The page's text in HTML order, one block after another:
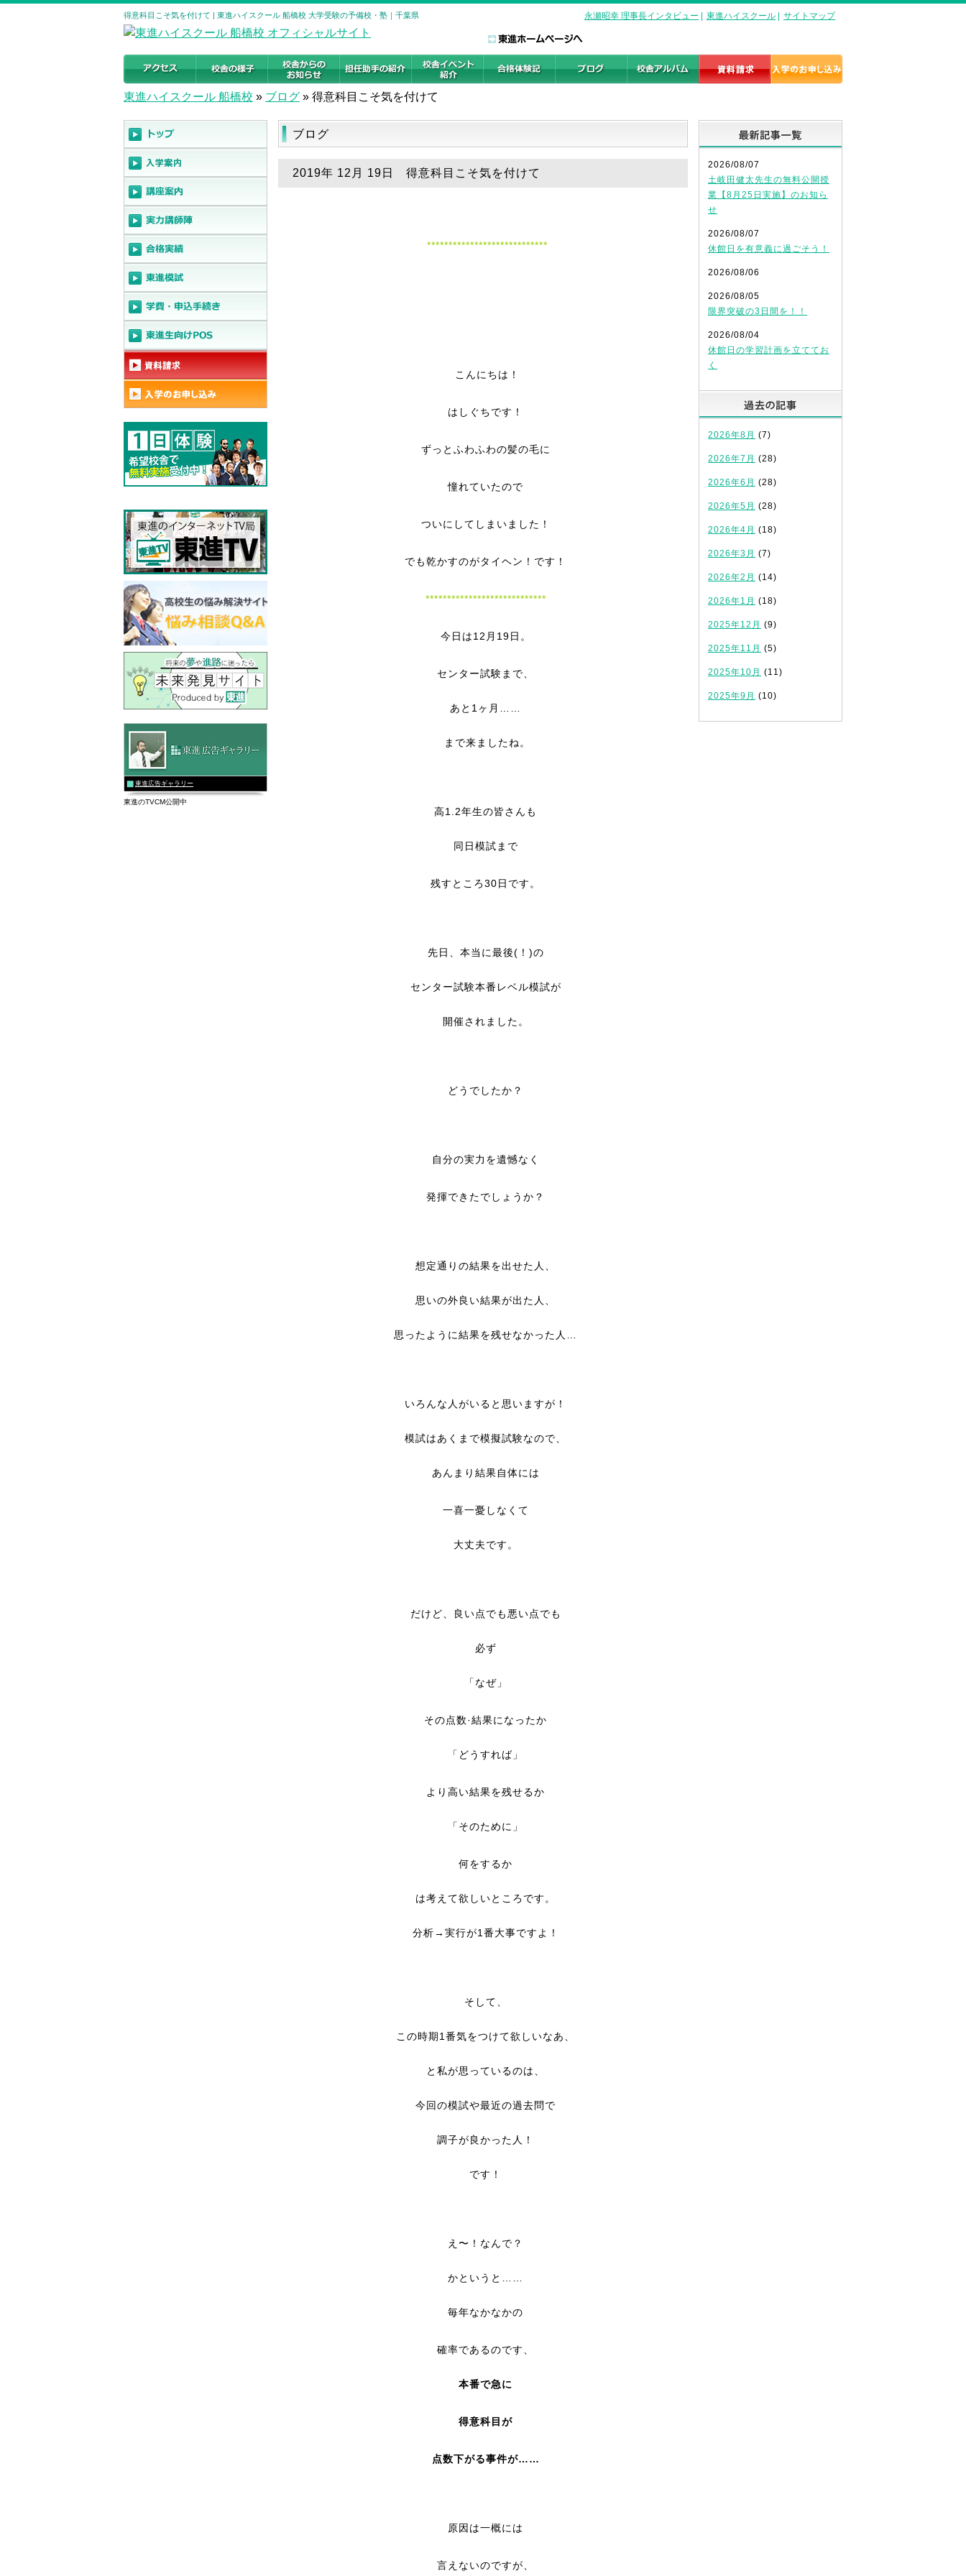
得意科目こそ気を付けて | 東進ハイスクール 船橋校 大学受験の予備校・塾｜千葉県 永瀬昭幸 理事長インタビュー 東進ハイスクール サイトマップ
東進ハイスクール 船橋校 » ブログ » 得意科目こそ気を付けて
ブログ
2019年 12月 19日 得意科目こそ気を付けて
****************************
こんにちは！
はしぐちです！
ずっとふわふわの髪の毛に
憧れていたので
ついにしてしまいました！
でも乾かすのがタイヘン！です！
****************************
今日は12月19日。
センター試験まで、
あと1ヶ月……
まで来ましたね。
高1.2年生の皆さんも
同日模試まで
残すところ30日です。
先日、本当に最後(！)の
センター試験本番レベル模試が
開催されました。
どうでしたか？
自分の実力を遺憾なく
発揮できたでしょうか？
想定通りの結果を出せた人、
思いの外良い結果が出た人、
思ったように結果を残せなかった人…
いろんな人がいると思いますが！
模試はあくまで模擬試験なので、
あんまり結果自体には
一喜一憂しなくて
大丈夫です。
だけど、良い点でも悪い点でも
必ず
「なぜ」
その点数·結果になったか
「どうすれば」
より高い結果を残せるか
「そのために」
何をするか
は考えて欲しいところです。
分析→実行が1番大事ですよ！
そして、
この時期1番気をつけて欲しいなあ、
と私が思っているのは、
今回の模試や最近の過去問で
調子が良かった人！
です！
え〜！なんで？
かというと……
毎年なかなかの
確率であるのです、
本番で急に
得意科目が
点数下がる事件が……
原因は一概には
言えないのですが、
2026/08/07
土岐田健太先生の無料公開授
業【8月25日実施】のお知ら
せ
2026/08/07
休館日を有意義に過ごそう！
2026/08/06
2026/08/05
限界突破の3日間を！！
2026/08/04
休館日の学習計画を立ててお
く
2026年8月 (7)
2026年7月 (28)
2026年6月 (28)
2026年5月 (28)
2026年4月 (18)
2026年3月 (7)
2026年2月 (14)
2026年1月 (18)
2025年12月 (9)
2025年11月 (5)
2025年10月 (11)
2025年9月 (10)
東進広告ギャラリー
東進のTVCM公開中